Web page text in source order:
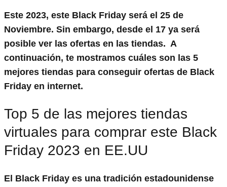
Este 2023, este Black Friday será el 25 de
Noviembre. Sin embargo, desde el 17 ya será
posible ver las ofertas en las tiendas. A
continuación, te mostramos cuáles son las 5
mejores tiendas para conseguir ofertas de Black
Friday en internet.
Top 5 de las mejores tiendas
virtuales para comprar este Black
Friday 2023 en EE.UU
El Black Friday es una tradición estadounidense